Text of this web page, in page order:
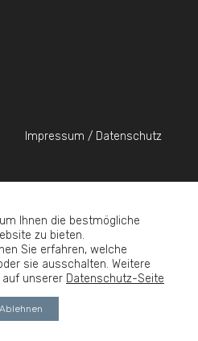
Impressum / Datenschutz
- 2023
Über uns
Ihnen die bestmögliche
zu bieten.
Sie erfahren, welche
sie ausschalten. Weitere
auf unserer Datenschutz-Seite
Ablehnen